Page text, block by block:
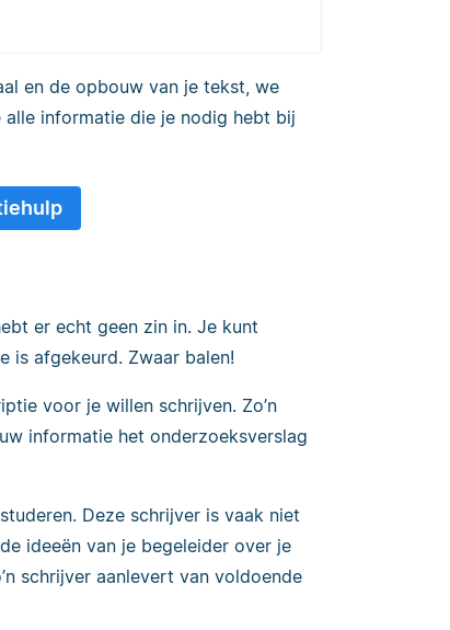
en de opbouw van je tekst, we
alle informatie die je nodig hebt bij
er echt geen zin in. Je kunt
is afgekeurd. Zwaar balen!
voor je willen schrijven. Zo’n
informatie het onderzoeksverslag
Deze schrijver is vaak niet
ideeën van je begeleider over je
schrijver aanlevert van voldoende